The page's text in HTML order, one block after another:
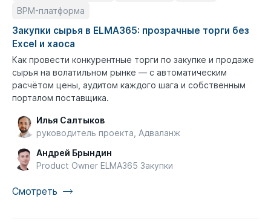
BPM-платформа
Закупки сырья в ELMA365: прозрачные торги без
Excel и хаоса
Как провести конкурентные торги по закупке и продаже
сырья на волатильном рынке — с автоматическим
расчётом цены, аудитом каждого шага и собственным
порталом поставщика.
Илья Салтыков
руководитель проекта, Адваланж
Андрей Брындин
Product Owner ELMA365 Закупки
Смотреть